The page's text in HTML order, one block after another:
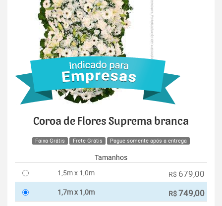
Coroa de Flores Suprema branca
Faixa Grátis Frete Grátis Pague somente após a entrega
Tamanhos
1,5m x 1,0m
R$ 679,00
1,7m x 1,0m R$749,00